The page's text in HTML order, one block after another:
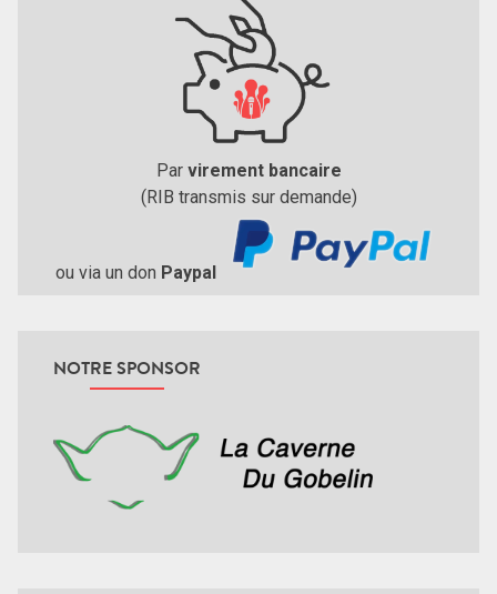
Par virement bancaire
(RIB transmis sur demande)
ou via un don Paypal
NOTRE SPONSOR